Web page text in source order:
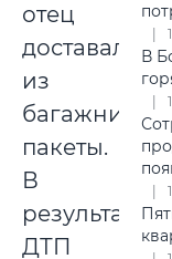
отец
доставал
из
багажника
пакеты.
В
результате
ДТП
В